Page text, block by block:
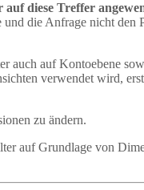
diese Treffer
die Anfrage nicht den
auch auf Kontoebene
verwendet wird,
zu ändern.
auf Grundlage von